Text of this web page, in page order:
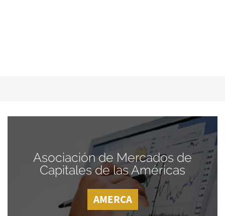
Asociación de Mercados de
Capitales de las Américas
AMERCA